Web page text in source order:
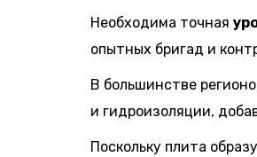
Необходима точная
опытных бригад и
В большинстве
и гидроизоляции,
Поскольку плита